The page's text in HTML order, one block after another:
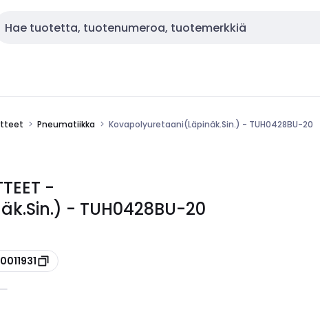
Haku
Pneumatiikka Kovapolyuretaani(Läpinäk.Sin.) - TUH0428BU-20
-
- TUH0428BU-20